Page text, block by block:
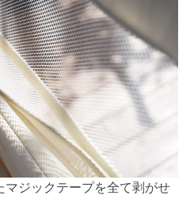
ジックテープを全て剥がせ